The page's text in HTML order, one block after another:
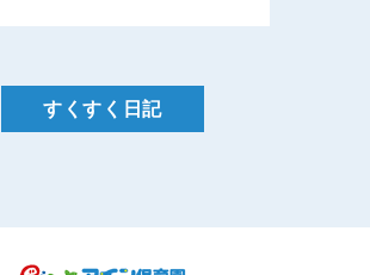
すくすく日記